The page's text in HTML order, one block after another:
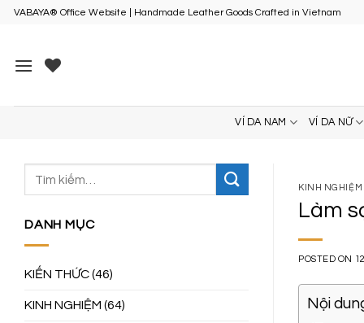
SkipVABAYA® Office Website | Handmade Leather Goods Crafted in Vietnam
VÍ DA NAM VÍ DA NỮ
DANH MỤC
KIẾN THỨC(46)
KINH NGHIỆM (64)
KINH NGHIỆM
Làm
POSTED ON
Nội